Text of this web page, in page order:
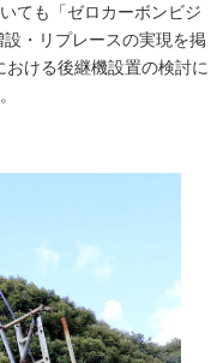
ても「ゼロカーボンビジ
・リプレースの実現を掲
ける後継機設置の検討に